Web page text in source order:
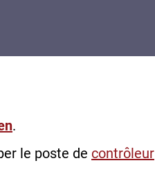
.
le poste de contrôleur